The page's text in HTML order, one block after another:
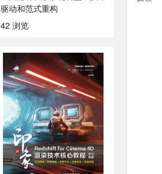
驱动和范式重构
42 浏览